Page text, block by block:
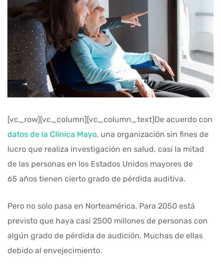
[vc_row][vc_column][vc_column_text]De acuerdo con
datos de la Clínica Mayo, una organización sin fines de
lucro que realiza investigación en salud, casi la mitad
de las personas en los Estados Unidos mayores de
65 años tienen cierto grado de pérdida auditiva.
Pero no solo pasa en Norteamérica. Para 2050 está
previsto que haya casi 2500 millones de personas con
algún grado de pérdida de audición. Muchas de ellas
debido al envejecimiento.